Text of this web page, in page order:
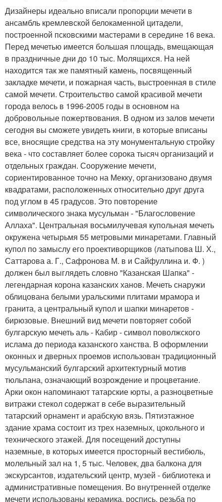
Дизайнеры идеально вписали пропорции мечети в
ансамбль кремлевской белокаменной цитадели,
построенной псковскими мастерами в середине 16 века.
Перед мечетью имеется большая площадь, вмещающая
в праздничные дни до 10 тыс. Молящихся. На ней
находится так же памятный камень, посвященный
закладке мечети, и пожарная часть, выстроенная в стиле
самой мечети. Строительство самой красивой мечети
города велось в 1996-2005 годы в основном на
добровольные пожертвования. В одном из залов мечети
сегодня вы сможете увидеть книги, в которые вписаны
все, вносящие средства на эту монументальную стройку
века - что составляет более сорока тысяч организаций и
отдельных граждан. Сооружение мечети,
сориентированное точно на Мекку, организовано двумя
квадратами, расположенных относительно друг друга
под углом в 45 градусов. Это повторение
символического знака мусульман - "Благословение
Аллаха". Центральная восьмилучевая купольная мечеть
окружена четырьмя 55 метровыми минаретами. Главный
купол по замыслу его проективорщиков (латыпова Ш. Х.,
Саттарова а. Г., Сафронова М. в и Сайфуллина и. Ф. )
должен был выглядеть словно "Казанская Шапка" -
легендарная корона казанских ханов. Мечеть снаружи
облицована белыми уральскими плитами мрамора и
гранита, а центральный купол и шапки минаретов -
бирюзовые. Внешний вид мечети повторяет собой
булгарскую мечеть аль - Кабир - символ поволжского
ислама до периода казанского ханства. В оформлении
оконных и дверных проемов использован традиционный
мусульманский булгарский архитектурный мотив
тюльпана, означающий возрождение и процветание.
Арки окон напоминают татарские юрты, а разноцветные
витражи стекол содержат в себе выразительный
татарский орнамент и арабскую вязь. Пятиэтажное
здание храма состоит из трех наземных, цокольного и
технического этажей. Для посещений доступны
наземные, в которых имеется просторный вестибюль,
молельный зал на 1, 5 тыс. Человек, два балкона для
экскурсантов, издательский центр, музей - библиотека и
административные помещения. Во внутренней отделке
мечети использованы керамика, роспись, резьба по